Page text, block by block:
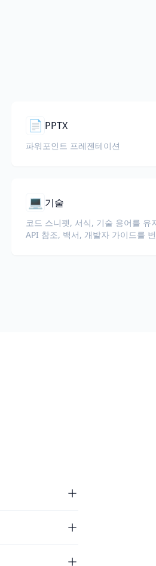
📄 PPTX
파워포인트 프레젠테이션
💻 기술
코드 스니펫, 서식, 기술 용어를 유
API 참조, 백서, 개발자 가이드를